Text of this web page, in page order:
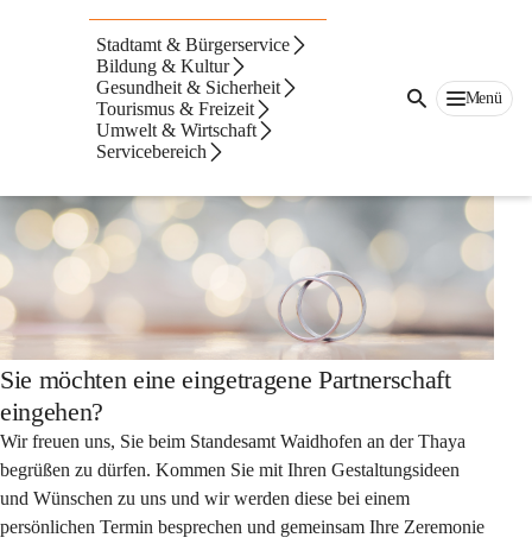
Stadtamt & Bürgerservice
Bildung & Kultur
Gesundheit & Sicherheit
Tourismus & Freizeit
Umwelt & Wirtschaft
Servicebereich
Menü
Eingetragene
Partnerschaft
Sie möchten eine eingetragene Partnerschaft
eingehen?
Wir freuen uns, Sie beim Standesamt Waidhofen an der Thaya
begrüßen zu dürfen. Kommen Sie mit Ihren Gestaltungsideen
und Wünschen zu uns und wir werden diese bei einem
persönlichen Termin besprechen und gemeinsam Ihre Zeremonie